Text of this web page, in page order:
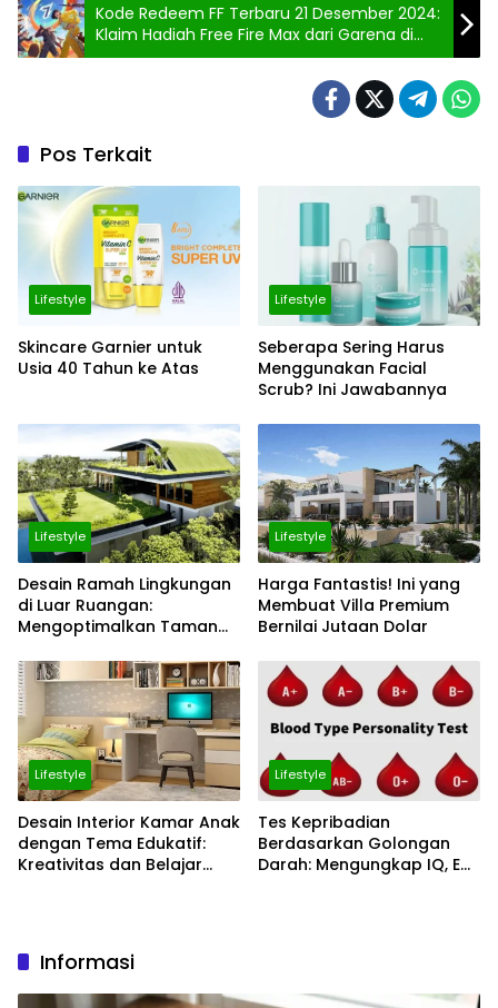
Kode Redeem FF Terbaru 21 Desember 2024:
Klaim Hadiah Free Fire Max dari Garena di
Special Weekend
Pos Terkait
Lifestyle
Skincare Garnier untuk
Usia 40 Tahun ke Atas
Lifestyle
Seberapa Sering Harus
Menggunakan Facial
Scrub? Ini Jawabannya
Lifestyle
Desain Ramah Lingkungan
di Luar Ruangan:
Mengoptimalkan Taman
Keberlanjutan
Lifestyle
Harga Fantastis! Ini yang
Membuat Villa Premium
Bernilai Jutaan Dolar
Lifestyle
Desain Interior Kamar Anak
dengan Tema Edukatif:
Kreativitas dan Belajar
Lifestyle
Tes Kepribadian
Berdasarkan Golongan
Darah: Mengungkap IQ, EQ,
Informasi